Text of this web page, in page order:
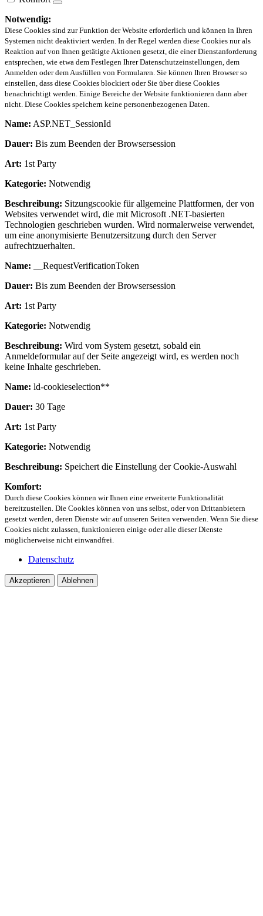
Notwendig:
Diese Cookies sind zur Funktion der Website erforderlich und können in Ihren
Systemen nicht deaktiviert werden. In der Regel werden diese Cookies nur als
Reaktion auf von Ihnen getätigte Aktionen gesetzt, die einer Dienstanforderung
entsprechen, wie etwa dem Festlegen Ihrer Datenschutzeinstellungen, dem
Anmelden oder dem Ausfüllen von Formularen. Sie können Ihren Browser so
einstellen, dass diese Cookies blockiert oder Sie über diese Cookies
benachrichtigt werden. Einige Bereiche der Website funktionieren dann aber
nicht. Diese Cookies speichern keine personenbezogenen Daten.
Name: ASP.NET_SessionId
Dauer: Bis zum Beenden der Browsersession
Art: 1st Party
Kategorie: Notwendig
Beschreibung: Sitzungscookie für allgemeine Plattformen, der von
Websites verwendet wird, die mit Microsoft .NET-basierten
Technologien geschrieben wurden. Wird normalerweise verwendet,
um eine anonymisierte Benutzersitzung durch den Server
aufrechtzuerhalten.
Name: __RequestVerificationToken
Dauer: Bis zum Beenden der Browsersession
Art: 1st Party
Kategorie: Notwendig
Beschreibung: Wird vom System gesetzt, sobald ein
Anmeldeformular auf der Seite angezeigt wird, es werden noch
keine Inhalte geschrieben.
Name: ld-cookieselection**
Dauer: 30 Tage
Art: 1st Party
Kategorie: Notwendig
Beschreibung: Speichert die Einstellung der Cookie-Auswahl
Komfort:
Durch diese Cookies können wir Ihnen eine erweiterte Funktionalität
bereitzustellen. Die Cookies können von uns selbst, oder von Drittanbietern
gesetzt werden, deren Dienste wir auf unseren Seiten verwenden. Wenn Sie diese
Cookies nicht zulassen, funktionieren einige oder alle dieser Dienste
möglicherweise nicht einwandfrei.
Datenschutz
Akzeptieren Ablehnen